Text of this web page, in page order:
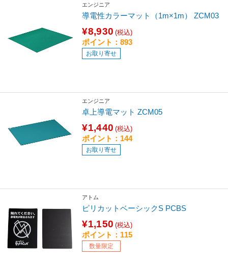
エンジニア
導電性カラーマット（1m×1m） ZCM03
¥8,930 (税込)
ポイント：893
お取り寄せ
エンジニア
卓上導電マット ZCM05
¥1,440 (税込)
ポイント：144
お取り寄せ
アトム
ピリカットベーシックS PCBS
¥1,150 (税込)
ポイント：115
数量限定